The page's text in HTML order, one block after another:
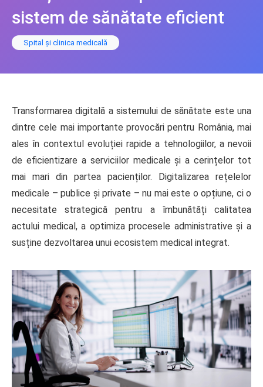
sistem de sănătate eficient
Spital și clinica medicală
Transformarea digitală a sistemului de sănătate este una
dintre cele mai importante provocări pentru România, mai
ales în contextul evoluției rapide a tehnologiilor, a nevoii
de eficientizare a serviciilor medicale și a cerințelor tot
mai mari din partea pacienților. Digitalizarea rețelelor
medicale – publice și private – nu mai este o opțiune, ci o
necesitate strategică pentru a îmbunătăți calitatea
actului medical, a optimiza procesele administrative și a
susține dezvoltarea unui ecosistem medical integrat.